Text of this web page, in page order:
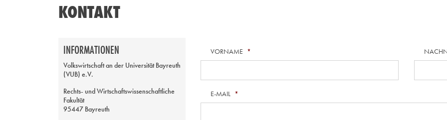
KONTAKT
INFORMATIONEN
Volkswirtschaft an der Universität Bayreuth
(VUB) e.V.
Rechts- und Wirtschaftswissenschaftliche
Fakultät
95447 Bayreuth
VORNAME *
E-MAIL *